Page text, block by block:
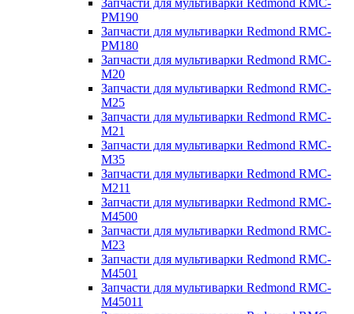
Запчасти для мультиварки Redmond RMC-
PM190
Запчасти для мультиварки Redmond RMC-
PM180
Запчасти для мультиварки Redmond RMC-
M20
Запчасти для мультиварки Redmond RMC-
M25
Запчасти для мультиварки Redmond RMC-
M21
Запчасти для мультиварки Redmond RMC-
M35
Запчасти для мультиварки Redmond RMC-
M211
Запчасти для мультиварки Redmond RMC-
M4500
Запчасти для мультиварки Redmond RMC-
M23
Запчасти для мультиварки Redmond RMC-
M4501
Запчасти для мультиварки Redmond RMC-
M45011